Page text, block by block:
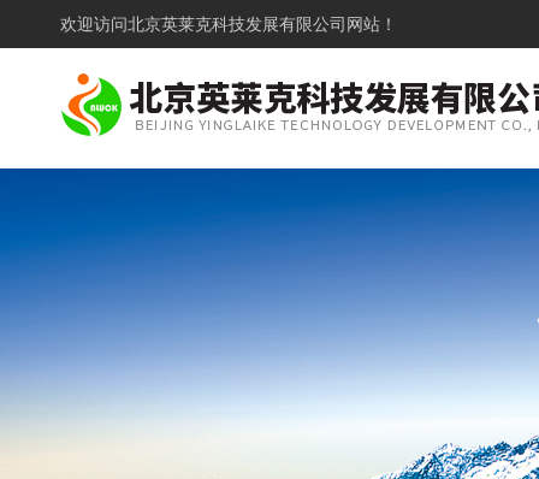
欢迎访问北京英莱克科技发展有限公司网站！